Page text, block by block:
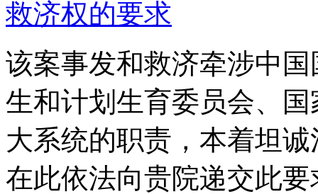
救济权的要求
该案事发和救济牵涉中
生和计划生育委员会、
大系统的职责，本着坦
在此依法向贵院递交此要